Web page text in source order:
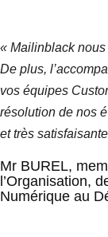
« Mailinblack
De plus,
vos équipes
résolution de nos
et très
Mr BUREL,
l’Organisation,
Numérique au